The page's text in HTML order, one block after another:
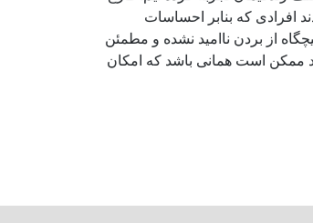
افرادی که بنابر احساسات
از بردن ناامید نشده و مطمئن
ممکن است همانی باشد که امکان